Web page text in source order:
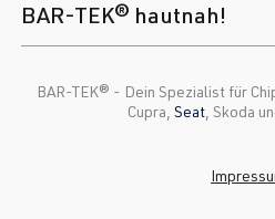
BAR-TEK® hautnah!
BAR-TEK®️ - Dein Spezialist für
Cupra, Seat , Skoda